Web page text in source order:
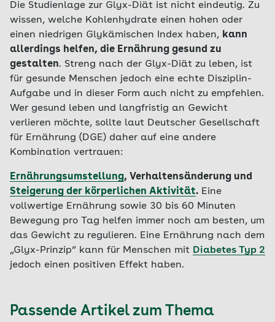
Die Studienlage zur Glyx-Diät ist nicht eindeutig. Zu
wissen, welche Kohlenhydrate einen hohen oder
einen niedrigen Glykämischen Index haben, kann
allerdings helfen, die Ernährung gesund zu
gestalten. Streng nach der Glyx-Diät zu leben, ist
für gesunde Menschen jedoch eine echte Disziplin-
Aufgabe und in dieser Form auch nicht zu empfehlen.
Wer gesund leben und langfristig an Gewicht
verlieren möchte, sollte laut Deutscher Gesellschaft
für Ernährung (DGE) daher auf eine andere
Kombination vertrauen:
Ernährungsumstellung, Verhaltensänderung und
Steigerung der körperlichen Aktivität. Eine
vollwertige Ernährung sowie 30 bis 60 Minuten
Bewegung pro Tag helfen immer noch am besten, um
das Gewicht zu regulieren. Eine Ernährung nach dem
„Glyx-Prinzip“ kann für Menschen mit Diabetes Typ 2
jedoch einen positiven Effekt haben.
Passende Artikel zum Thema